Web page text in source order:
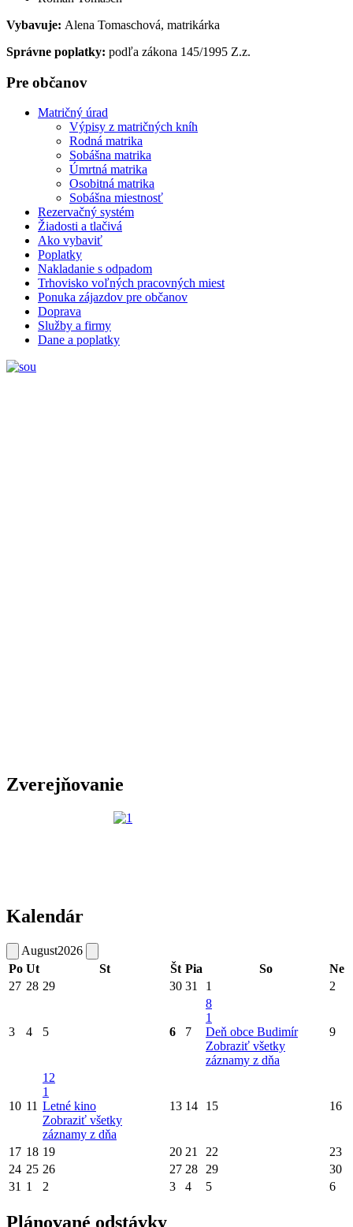
Vybavuje: Alena Tomaschová, matrikárka
Správne poplatky: podľa zákona 145/1995 Z.z.
Pre občanov
Matričný úrad
Výpisy z matričných kníh
Rodná matrika
Sobášna matrika
Úmrtná matrika
Osobitná matrika
Sobášna miestnosť
Rezervačný systém
Žiadosti a tlačivá
Ako vybaviť
Poplatky
Nakladanie s odpadom
Trhovisko voľných pracovných miest
Ponuka zájazdov pre občanov
Doprava
Služby a firmy
Dane a poplatky
Zverejňovanie
Kalendár
August2026
Po Ut St Št Pia So
Ne
27 28 29 30 31 1 2
3 4 5 6 7
8
1
Deň obce Budimír
Zobraziť všetky
záznamy z dňa
9
10 11
12
1
Letné kino
Zobraziť všetky
záznamy z dňa
13 14 15 16
17 18 19 20 21 22
23
24 25 26 27 28 29
30
31 1 2 3 4 5 6
Plánované odstávky